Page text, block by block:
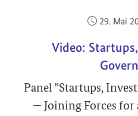
29. Mai
Video:
Panel "Startups,
— Joining Forces for